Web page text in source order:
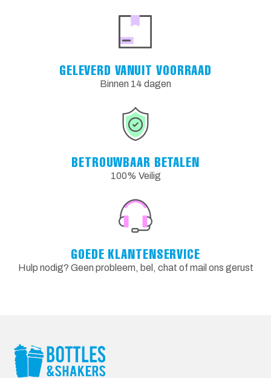
GELEVERD VANUIT VOORRAAD
Binnen 14 dagen
BETROUWBAAR BETALEN
100% Veilig
GOEDE KLANTENSERVICE
Hulp nodig? Geen probleem, bel, chat of mail ons gerust